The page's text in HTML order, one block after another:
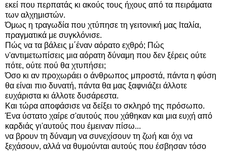
εκεί που περπατάς κι ακούς τους ήχους από τα πειράματα
των αλχημιστών.
Όμως η τραγωδία που χτύπησε τη γειτονική μας Ιταλία,
πραγματικά με συγκλόνισε.
Πώς να τα βάλεις μ΄έναν αόρατο εχθρό; Πώς
ν'αντιμετωπίσεις μια αόρατη δύναμη που δεν ξέρεις ούτε
πότε, ούτε πού θα χτυπήσει;
Όσο κι αν προχωράει ο άνθρωπος μπροστά, πάντα η φύση
θα είναι πιο δυνατή, πάντα θα μας ξαφνιάζει άλλοτε
ευχάριστα κι άλλοτε δυσάρεστα.
Και τώρα αποφάσισε να δείξει το σκληρό της πρόσωπο.
Ένα ύστατο χαίρε σ'αυτούς που χάθηκαν και μια ευχή από
καρδιάς γι'αυτούς που έμειναν πίσω...
να βρουν τη δύναμη να συνεχίσουν τη ζωή και όχι να
ξεχάσουν, αλλά να θυμούνται αυτούς που έσβησαν τόσο